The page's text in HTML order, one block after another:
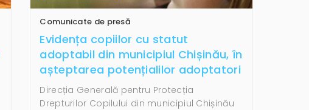
Comunicate de presă
Evidența copiilor cu statut
adoptabil din municipiul Chișinău, în
așteptarea potențialilor adoptatori
Direcția Generală pentru Protecția
Drepturilor Copilului din municipiul Chișinău